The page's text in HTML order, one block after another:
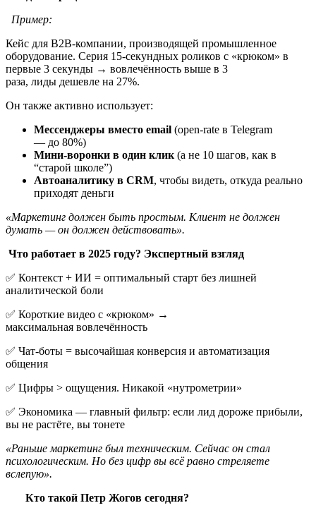
Пример:
Кейс для B2B-компании, производящей промышленное
оборудование. Серия 15-секундных роликов с «крюком» в
первые 3 секунды → вовлечённость выше в 3
раза, лиды дешевле на 27%.
Он также активно использует:
Мессенджеры вместо email (open-rate в Telegram
— до 80%)
Мини-воронки в один клик (а не 10 шагов, как в
“старой школе”)
Автоаналитику в CRM, чтобы видеть, откуда реально
приходят деньги
«Маркетинг должен быть простым. Клиент не должен
думать — он должен действовать».
Что работает в 2025 году? Экспертный взгляд
✅ Контекст + ИИ = оптимальный старт без лишней
аналитической боли
✅ Короткие видео с «крюком» →
максимальная вовлечённость
✅ Чат-боты = высочайшая конверсия и автоматизация
общения
✅ Цифры > ощущения. Никакой «нутрометрии»
✅ Экономика — главный фильтр: если лид дороже прибыли,
вы не растёте, вы тонете
«Раньше маркетинг был техническим. Сейчас он стал
психологическим. Но без цифр вы всё равно стреляете
вслепую».
Кто такой Петр Жогов сегодня?